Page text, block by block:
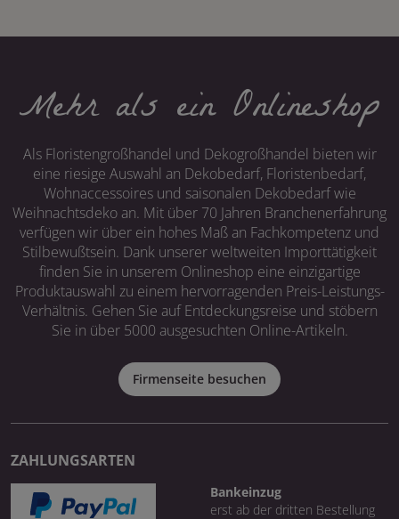
Mehr als ein Onlineshop
Als Floristengroßhandel und Dekogroßhandel bieten wir
eine riesige Auswahl an Dekobedarf, Floristenbedarf,
Wohnaccessoires und saisonalen Dekobedarf wie
Weihnachtsdeko an. Mit über 70 Jahren Branchenerfahrung
verfügen wir über ein hohes Maß an Fachkompetenz und
Stilbewußtsein. Dank unserer weltweiten Importtätigkeit
finden Sie in unserem Onlineshop eine einzigartige
Produktauswahl zu einem hervorragenden Preis-Leistungs-
Verhältnis. Gehen Sie auf Entdeckungsreise und stöbern
Sie in über 5000 ausgesuchten Online-Artikeln.
Firmenseite besuchen
ZAHLUNGSARTEN
Bankeinzug
erst ab der dritten Bestellung